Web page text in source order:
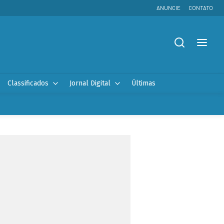
ANUNCIE CONTATO
Classificados Jornal Digital Últimas